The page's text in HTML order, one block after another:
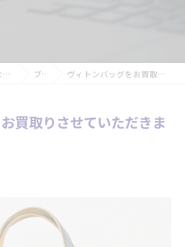
奈良県生駒市のお買取なら買取大吉 生駒北大和店 ブログ ヴィトンバッグをお買取りさせていただきました👜
買取りさせていただきま